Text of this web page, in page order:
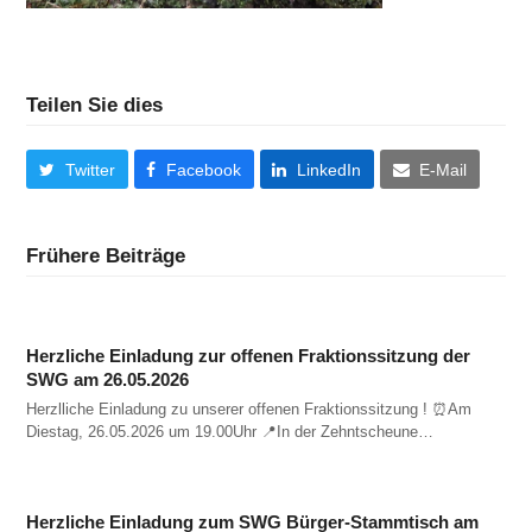
Teilen Sie dies
Twitter Facebook LinkedIn E-Mail
Frühere Beiträge
Herzliche Einladung zur offenen Fraktionssitzung der
SWG am 26.05.2026
Herzlliche Einladung zu unserer offenen Fraktionssitzung ! ⏰️Am
Diestag, 26.05.2026 um 19.00Uhr 📍In der Zehntscheune…
Herzliche Einladung zum SWG Bürger-Stammtisch am